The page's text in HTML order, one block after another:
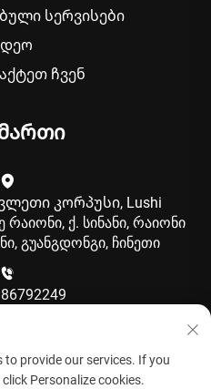
სერვისები
ჩვენ
კორპუსი, Lushi
ქ. სინანი, რაიონი
გუანგდონგი, ჩინეთი
to provide our services. If you
Personalize cookies.